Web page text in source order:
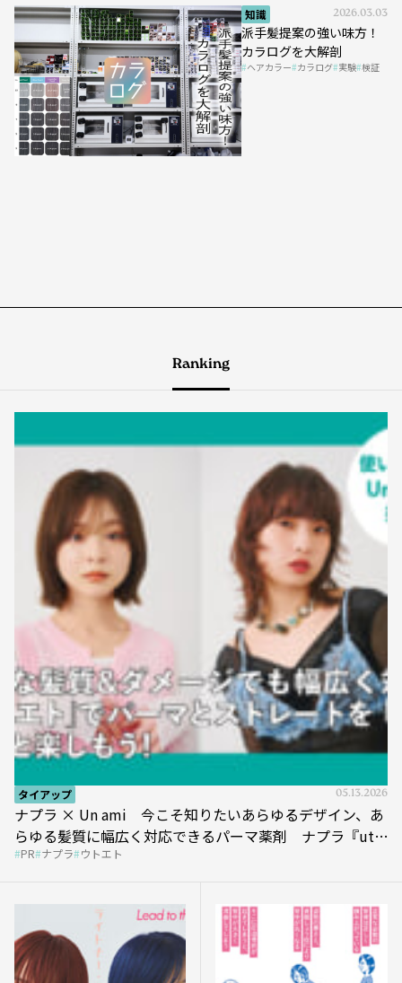
知識 2026.03.03
派手髪提案の強い味方！
カラログを大解剖
ヘアカラー カラログ 実験 検証
Ranking
タイアップ 05.13.2026
ナプラ × Un ami 今こそ知りたいあらゆるデザイン、あ
らゆる髪質に幅広く対応できるパーマ薬剤 ナプラ『ut-
et』
PR ナプラ ウトエト